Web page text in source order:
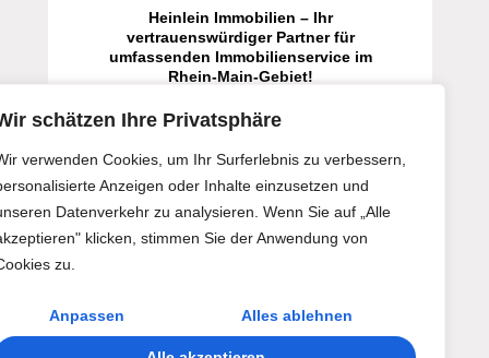
schätzen Ihre Privatsphäre
verwenden Cookies, um Ihr Surferlebnis zu verbessern,
Anzeigen oder Inhalte einzusetzen und
Datenverkehr zu analysieren. Wenn Sie auf „Alle
klicken, stimmen Sie der Anwendung von
zu.
Anpassen Alles ablehnen
Heinlein Immobilien – Ihr
vertrauenswürdiger Partner für
umfassenden Immobilienservice im
Rhein-Main-Gebiet!